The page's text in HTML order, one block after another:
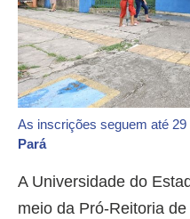
As inscrições seguem até 29
Pará
A Universidade do
meio da Pró-Reitoria